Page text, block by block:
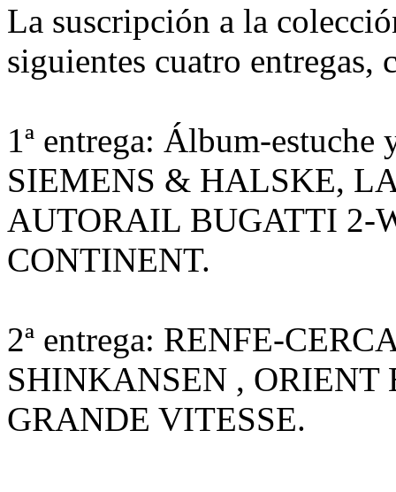
La suscripción a la
siguientes cuatro
1ª entrega: Álbum-estuche
SIEMENS & HALSKE,
AUTORAIL BUGATTI 2-
CONTINENT.
2ª entrega: RENFE-
SHINKANSEN , ORIENT
GRANDE VITESSE.